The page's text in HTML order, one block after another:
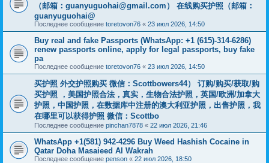
（邮箱： guanyuguohai@gmail.com ） 在线购买护照（邮箱：
guanyuguohai@
Последнее сообщение toretovon76 « 23 июл 2026, 14:50
Buy real and fake Passports (WhatsApp: +1 (615)-314-6286)
renew passports online, apply for legal passports, buy fake
pa
Последнее сообщение toretovon76 « 23 июл 2026, 14:50
买护照 外交护照购买 微信：Scottbowers44） 订购/购买/获取/购
买护照 ，美国护照合法，真实，生物合法护照，英国/欧洲/加拿大
护照，中国护照，在数据库中注册的澳大利亚护照，出售护照，我
在哪里可以获得护照 微信：Scottbo
Последнее сообщение pinchan7878 « 22 июл 2026, 21:46
WhatsApp +1(581) 942-4296 Buy Weed Hashish Cocaine in
Qatar Doha Masaieed Al Wakrah
Последнее сообщение penson « 22 июл 2026, 18:50